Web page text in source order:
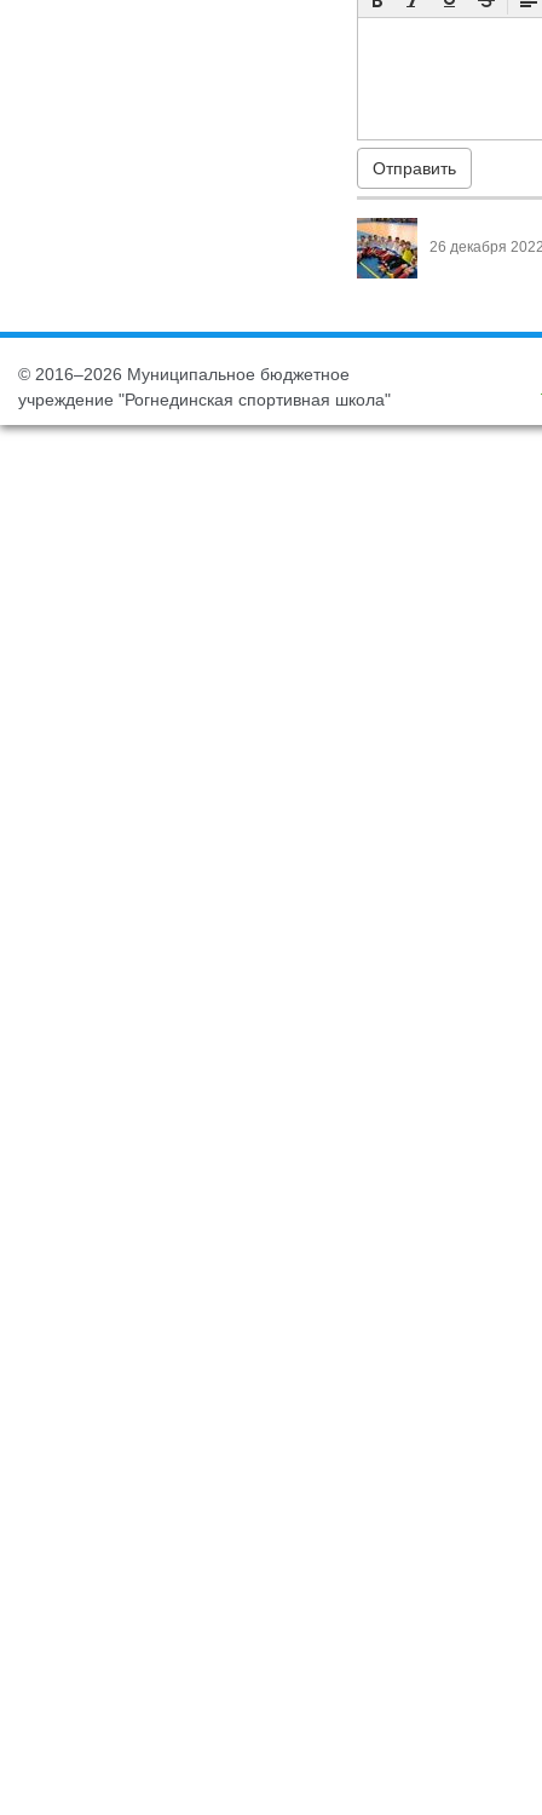
26 декабря
© 2016–2026 Муниципальное бюджетное
учреждение "Рогнединская спортивная школа"